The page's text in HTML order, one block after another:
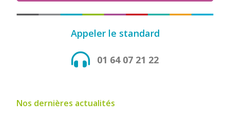
Appeler le standard
01 64 07 21 22
Nos dernières actualités